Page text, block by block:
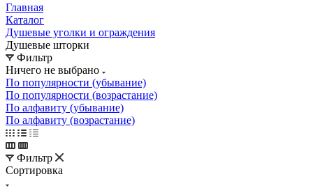
Главная
Каталог
Душевые уголки и ограждения
Душевые шторки
Фильтр
Ничего не выбрано
По популярности (убывание)
По популярности (возрастание)
По алфавиту (убывание)
По алфавиту (возрастание)
Фильтр
Сортировка